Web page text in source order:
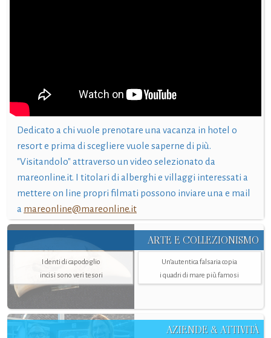
Dedicato a chi vuole prenotare una vacanza in hotel o
resort e prima di scegliere vuole saperne di più.
"Visitandolo" attraverso un video selezionato da
mareonline.it. I titolari di alberghi e villaggi interessati a
mettere on line propri filmati possono inviare una e mail
a mareonline@mareonline.it
ARTE E COLLEZIONISMO
I denti di capodoglio
incisi sono veri tesori
Un’autentica falsaria copia
i quadri di mare più famosi
AZIENDE & ATTIVITÀ